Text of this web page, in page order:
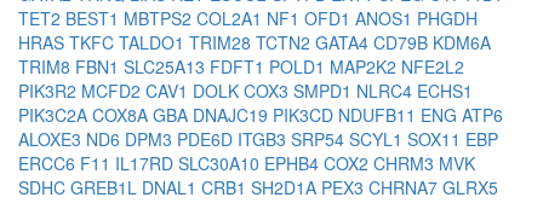
TET2 BEST1 MBTPS2 COL2A1 NF1 OFD1 ANOS1 PHGDH
HRAS TKFC TALDO1 TRIM28 TCTN2 GATA4 CD79B KDM6A
TRIM8 FBN1 SLC25A13 FDFT1 POLD1 MAP2K2 NFE2L2
PIK3R2 MCFD2 CAV1 DOLK COX3 SMPD1 NLRC4 ECHS1
PIK3C2A COX8A GBA DNAJC19 PIK3CD NDUFB11 ENG ATP6
ALOXE3 ND6 DPM3 PDE6D ITGB3 SRP54 SCYL1 SOX11 EBP
ERCC6 F11 IL17RD SLC30A10 EPHB4 COX2 CHRM3 MVK
SDHC GREB1L DNAL1 CRB1 SH2D1A PEX3 CHRNA7 GLRX5